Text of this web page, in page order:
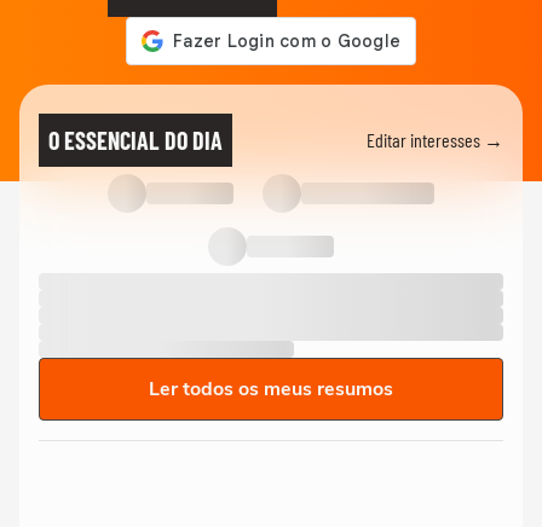
O ESSENCIAL DO DIA Editar interesses →
Ler todos os meus resumos